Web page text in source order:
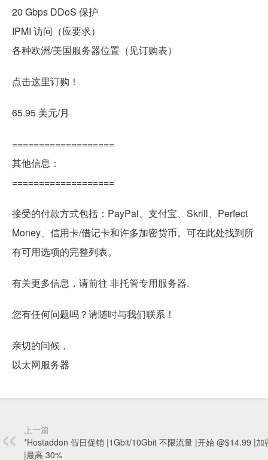
20 Gbps DDoS 保护
IPMI 访问（应要求）
各种欧洲/美国服务器位置（见订购表）
点击这里订购！
65.95 美元/月
===================
其他信息：
===================
接受的付款方式包括：PayPal、支付宝、Skrill、Perfect
Money、信用卡/借记卡和许多加密货币。可在此处找到所
有可用选项的完整列表。
有关更多信息，请前往 非托管专用服务器.
您有任何问题吗？请随时与我们联系！
亲切的问候，
以太网服务器
上一篇
*Hostaddon 假日促销 |1Gbit/10Gbit 不限流量 |开始 @$14.99 |加
|最高 30%